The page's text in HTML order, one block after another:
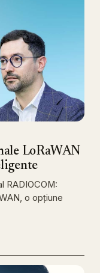
LoRaWAN
RADIOCOM:
o opțiune